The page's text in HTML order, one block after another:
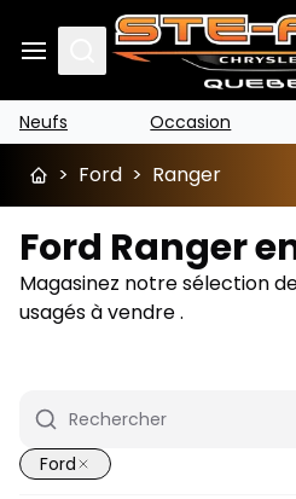
Search
Neufs Occasion
> Ford > Ranger
Ford Ranger
Magasinez notre sélection
usagés à vendre .
Ford